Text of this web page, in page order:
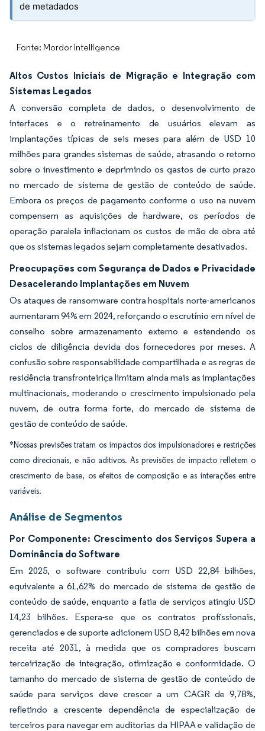
de metadados
Fonte: Mordor Intelligence
Altos Custos Iniciais de Migração e Integração com
Sistemas Legados
A conversão completa de dados, o desenvolvimento de
interfaces e o retreinamento de usuários elevam as
implantações típicas de seis meses para além de USD 10
milhões para grandes sistemas de saúde, atrasando o retorno
sobre o investimento e deprimindo os gastos de curto prazo
no mercado de sistema de gestão de conteúdo de saúde.
Embora os preços de pagamento conforme o uso na nuvem
compensem as aquisições de hardware, os períodos de
operação paralela inflacionam os custos de mão de obra até
que os sistemas legados sejam completamente desativados.
Preocupações com Segurança de Dados e Privacidade
Desacelerando Implantações em Nuvem
Os ataques de ransomware contra hospitais norte-americanos
aumentaram 94% em 2024, reforçando o escrutínio em nível de
conselho sobre armazenamento externo e estendendo os
ciclos de diligência devida dos fornecedores por meses. A
confusão sobre responsabilidade compartilhada e as regras de
residência transfronteiriça limitam ainda mais as implantações
multinacionais, moderando o crescimento impulsionado pela
nuvem, de outra forma forte, do mercado de sistema de
gestão de conteúdo de saúde.
*Nossas previsões tratam os impactos dos impulsionadores e restrições
como direcionais, e não aditivos. As previsões de impacto refletem o
crescimento de base, os efeitos de composição e as interações entre
variáveis.
Análise de Segmentos
Por Componente: Crescimento dos Serviços Supera a
Dominância do Software
Em 2025, o software contribuiu com USD 22,84 bilhões,
equivalente a 61,62% do mercado de sistema de gestão de
conteúdo de saúde, enquanto a fatia de serviços atingiu USD
14,23 bilhões. Espera-se que os contratos profissionais,
gerenciados e de suporte adicionem USD 8,42 bilhões em nova
receita até 2031, à medida que os compradores buscam
terceirização de integração, otimização e conformidade. O
tamanho do mercado de sistema de gestão de conteúdo de
saúde para serviços deve crescer a um CAGR de 9,78%,
refletindo a crescente dependência de especialização de
terceiros para navegar em auditorias da HIPAA e validação de